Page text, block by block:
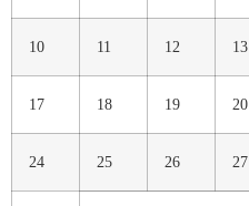
10 11 12 13
17 18 19 20
24 25 26 27